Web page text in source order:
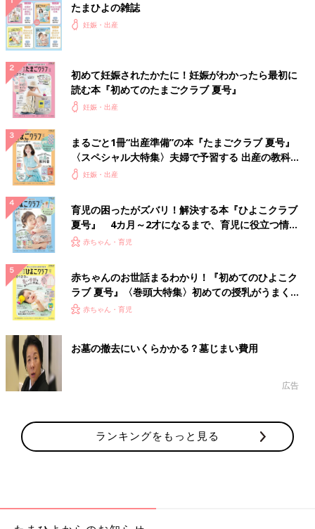
たまひよの雑誌
妊娠・出産
初めて妊娠されたかたに！妊娠がわかったら最初に
読む本『初めてのたまごクラブ 夏号』
妊娠・出産
まるごと1冊“出産準備”の本『たまごクラブ 夏号』
〈スペシャル大特集〉夫婦で予習する 出産の教科
書 妊娠・出産
育児の困ったがズバリ！解決する本『ひよこクラブ
夏号』 4カ月～2才になるまで、育児に役立つ情報
がいっぱい！
赤ちゃん・育児
赤ちゃんのお世話まるわかり！『初めてのひよこク
ラブ 夏号』〈巻頭大特集〉初めての授乳がうまく
いく！ おっぱい・ミルクの基本と夏のトラブル 解
赤ちゃん・育児
お墓の撤去にいくらかかる？墓じまい費用
広告
ランキングをもっと見る